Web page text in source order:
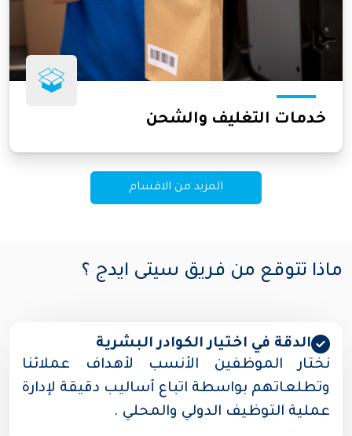
خدمات التغليف والشحن
المزيد من الاقسام
ماذا تتوقع من فريق سيتى ايدج ؟
الدقة في اختيار الكوادر البشرية
نختار الموظفين الأنسب لأهداف عملائنا
وتطلعاتهم بواسطة اتباع أساليب دقيقة لإدارة
عملية التوظيف الدولي والمحلي .